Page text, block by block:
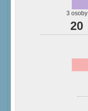
3 osoby
20